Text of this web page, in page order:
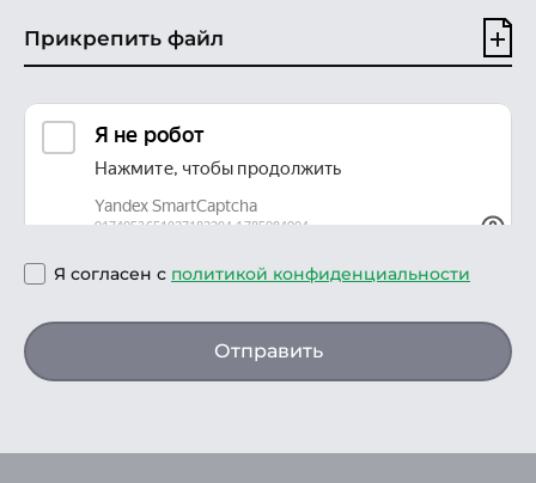
Прикрепить файл
Я согласен с политикой конфиденциальности
Отправить